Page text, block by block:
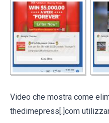
Video che mostra come
thedimepress[.]com